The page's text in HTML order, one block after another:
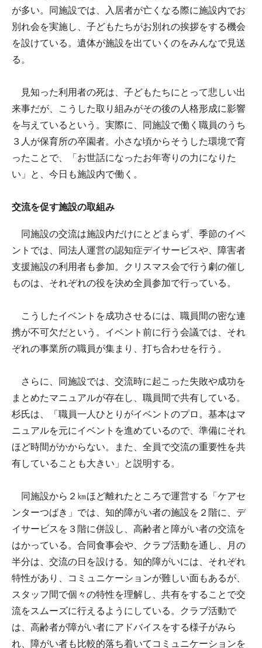
が多い。同施設では、入居者が亡くなる際に施設内でお
別れ会を実施し、子どもたちがお別れの挨拶をする機会
を設けている。遺体が施設を出ていくのをみんなで見送
る。
見知った利用者の死は、子どもたちにとって悲しい出
来事だが、こうした取り組みがその後の人格形成に影響
を与えているという。実際に、同施設で働く職員のうち
３人が保育所の卒園者。小さな頃からそうした環境で育
ったことで、「お世話になったお年寄りの力になりた
い」と、今日も施設内で働く。
交流を促す施設の取組み
同施設の交流は施設内だけにとどまらず、季節のイベ
ントでは、同法人運営の認知症デイサービスや、障害者
支援施設の利用者も参加。クリスマス会で行う劇の催し
ものは、それぞれの役を決め全員参加で行っている。
こうしたイベントを成功させるには、職員間の密な連
携が不可欠だという。イベント前に行う会議では、それ
ぞれの事業所の職員が集まり、打ち合わせを行う。
さらに、同施設では、交流時に起こった失敗や成功を
まとめたマニュアルが存在し、職員間で共有している。
杉氏は、「職員一人ひとりがイベントのプロ。基本はマ
ニュアルを元にイベントを進めているので、準備にそれ
ほど時間がかからない。また、全員で交流の重要性を共
有していることも大きい」と説明する。
同施設から２㎞ほど離れたところで運営する「ケアセ
ンターつばき」では、知的障がい者の施設を２階に、デ
イサービスを３階に併設し、高齢者と障がい者の交流を
はかっている。合同食事会や、クラブ活動を通し、月の
半分は、交流の日を設ける。知的障がいには、それぞれ
特性があり、コミュニケーションが難しい面もあるが、
スタッフ間で個々の特性を理解し、共有をすることで交
流をスムーズに行えるようにしている。クラブ活動で
は、高齢者が障がい者にアドバイスをする様子がみら
れ、障がい者も比較的落ち着いてコミュニケーションを